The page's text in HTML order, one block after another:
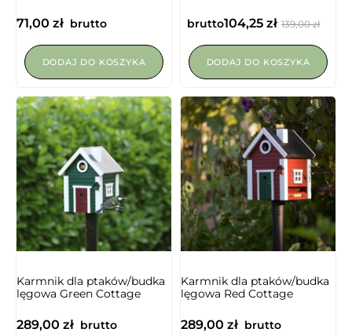
71,00 zł brutto
DODAJ DO KOSZYKA
139,00zł
104,25 zł
brutto
DODAJ DO KOSZYKA
Karmnik dla ptaków/budka
lęgowa Green Cottage
289,00 zł brutto
Karmnik dla ptaków/budka
lęgowa Red Cottage
289,00 zł brutto